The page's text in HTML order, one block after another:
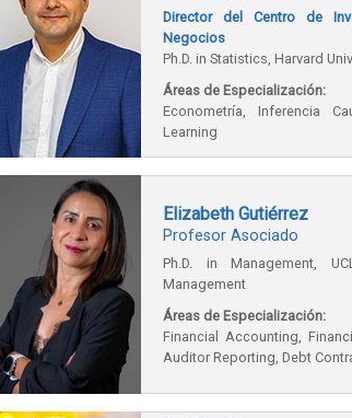
Director del Centro de
Negocios
Ph.D. in Statistics, Harvard
Áreas de Especialización:
Econometría, Inferencia
Learning
Elizabeth Gutiérrez
Profesor Asociado
Ph.D. in Management,
Management
Áreas de Especialización:
Financial Accounting,
Auditor Reporting, Debt